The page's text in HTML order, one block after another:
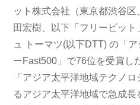
ット株式会社（東京都渋谷
田宏樹、以下「フリービッ
ュ トーマツ(以下DTT) の「
ーFast500」で76位を受賞し
「アジア太平洋地域テクノ
るアジア太平洋地域で急成